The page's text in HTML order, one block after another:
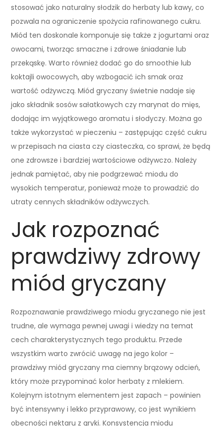
stosować jako naturalny słodzik do herbaty lub kawy, co
pozwala na ograniczenie spożycia rafinowanego cukru.
Miód ten doskonale komponuje się także z jogurtami oraz
owocami, tworząc smaczne i zdrowe śniadanie lub
przekąskę. Warto również dodać go do smoothie lub
koktajli owocowych, aby wzbogacić ich smak oraz
wartość odżywczą. Miód gryczany świetnie nadaje się
jako składnik sosów sałatkowych czy marynat do mięs,
dodając im wyjątkowego aromatu i słodyczy. Można go
także wykorzystać w pieczeniu – zastępując część cukru
w przepisach na ciasta czy ciasteczka, co sprawi, że będą
one zdrowsze i bardziej wartościowe odżywczo. Należy
jednak pamiętać, aby nie podgrzewać miodu do
wysokich temperatur, ponieważ może to prowadzić do
utraty cennych składników odżywczych.
Jak rozpoznać
prawdziwy zdrowy
miód gryczany
Rozpoznawanie prawdziwego miodu gryczanego nie jest
trudne, ale wymaga pewnej uwagi i wiedzy na temat
cech charakterystycznych tego produktu. Przede
wszystkim warto zwrócić uwagę na jego kolor –
prawdziwy miód gryczany ma ciemny brązowy odcień,
który może przypominać kolor herbaty z mlekiem.
Kolejnym istotnym elementem jest zapach – powinien
być intensywny i lekko przyprawowy, co jest wynikiem
obecności nektaru z gryki. Konsystencja miodu